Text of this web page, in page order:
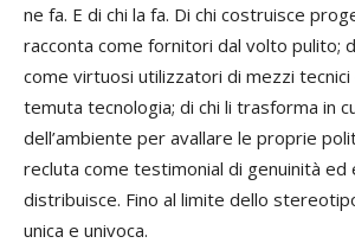
ne fa. E di chi la fa. Di chi costruisce
racconta come fornitori dal volto pulito;
come virtuosi utilizzatori di mezzi
temuta tecnologia; di chi li trasforma in
dell’ambiente per avallare le proprie
recluta come testimonial di genuinità ed
distribuisce. Fino al limite dello
unica e univoca.